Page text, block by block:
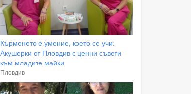
Кърменето е умение, което се учи:
Акушерки от Пловдив с ценни съвети
към младите майки
Пловдив